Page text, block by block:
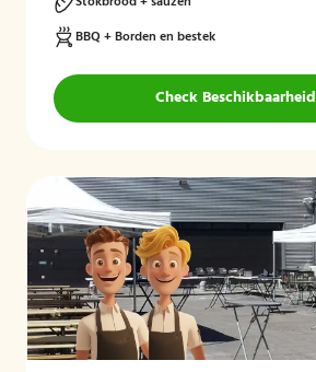
BBQ + Borden en bestek
Check Beschikbaarheid